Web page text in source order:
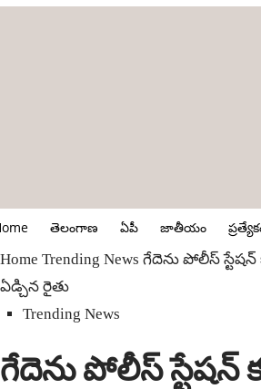
తెలంగాణ ఏపీ జాతీయం
Home Trending News గేదెను పోలీస్ స్టేషన్
ఏడ్చిన రైతు
Trending News
గేదెను పోలీస్ స్టేషన్